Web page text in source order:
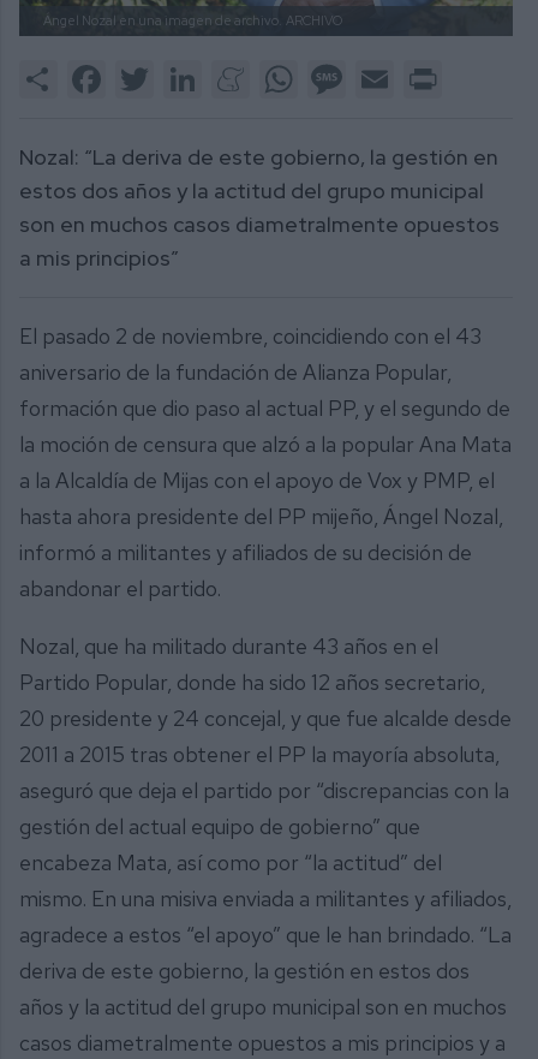
Ángel Nozal en una imagen de archivo. ARCHIVO
Share FacebookTwitter LinkedInMeneameWhatsAppMessage
Email
Nozal: “La deriva de este gobierno, la gestión en
estos dos años y la actitud del grupo municipal
son en muchos casos diametralmente opuestos
a mis principios”
El pasado 2 de noviembre, coincidiendo con el 43
aniversario de la fundación de Alianza Popular,
formación que dio paso al actual PP, y el segundo de
la moción de censura que alzó a la popular Ana Mata
a la Alcaldía de Mijas con el apoyo de Vox y PMP, el
hasta ahora presidente del PP mijeño, Ángel Nozal,
informó a militantes y afiliados de su decisión de
abandonar el partido.
Nozal, que ha militado durante 43 años en el
Partido Popular, donde ha sido 12 años secretario,
20 presidente y 24 concejal, y que fue alcalde desde
2011 a 2015 tras obtener el PP la mayoría absoluta,
aseguró que deja el partido por “discrepancias con la
gestión del actual equipo de gobierno” que
encabeza Mata, así como por “la actitud” del
mismo. En una misiva enviada a militantes y afiliados,
agradece a estos “el apoyo” que le han brindado. “La
deriva de este gobierno, la gestión en estos dos
años y la actitud del grupo municipal son en muchos
casos diametralmente opuestos a mis principios y a